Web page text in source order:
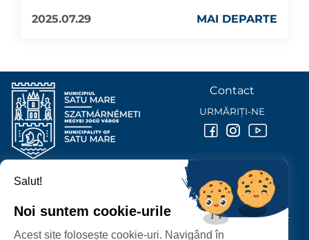
2025.07.29
MAI DEPARTE
PRIMĂRIA MUNICIPIULUI
P-ȚA 25 OCTOMBRIE, NR. 1 CORP M, 440026 SATU MARE
Contact
URMĂRIȚI-NE
Salut!
Noi suntem cookie-urile
Acest site folosește cookie-uri. Navigând în